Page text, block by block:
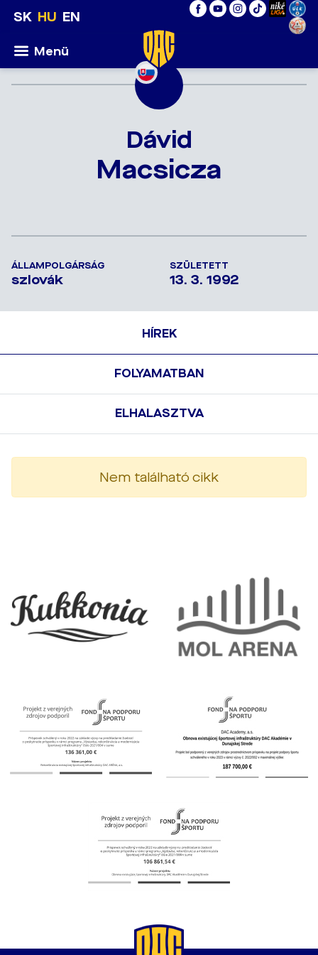
SK HU EN
Menü
Dávid
Macsicza
ÁLLAMPOLGÁRSÁG
szlovák
SZÜLETETT
13. 3. 1992
HÍREK
FOLYAMATBAN
ELHALASZTVA
Nem található cikk